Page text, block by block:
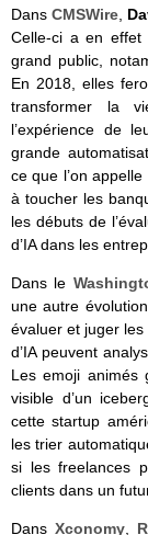
Dans CMSWire
Celle-ci a en effet
grand public,
En 2018, elles
transformer la
l’expérience de
grande
ce que l’on
à toucher les
les débuts de
d’IA dans les
Dans le
une autre
évaluer et juger
d’IA peuvent
Les emoji animés
visible d’un
cette startup
les trier
si les freelances
clients dans un
DansXconomy,